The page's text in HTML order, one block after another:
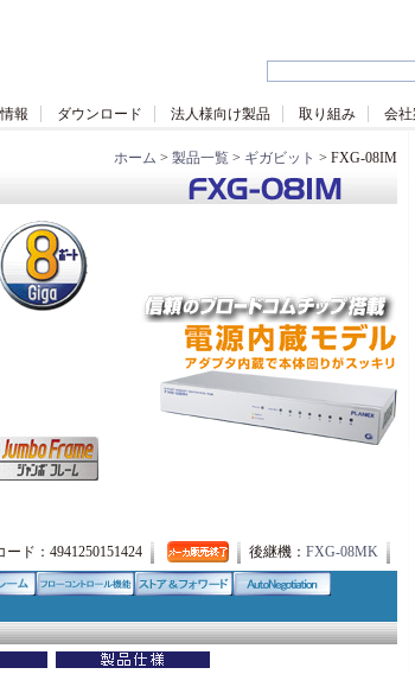
報 ダウンロード 法人様向け製品 取り組み 会社
ホーム > 製品一覧 > ギガビット > FXG-08IM
ード：4941250151424 後継機： FXG-08MK